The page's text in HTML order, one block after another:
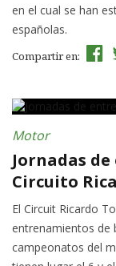
en el cual se han
españolas.
Compartir en:
Motor
Jornadas
Circuito
El Circuit Ricardo
entrenamientos de
campeonatos del